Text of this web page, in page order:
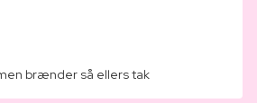
brænder så ellers tak